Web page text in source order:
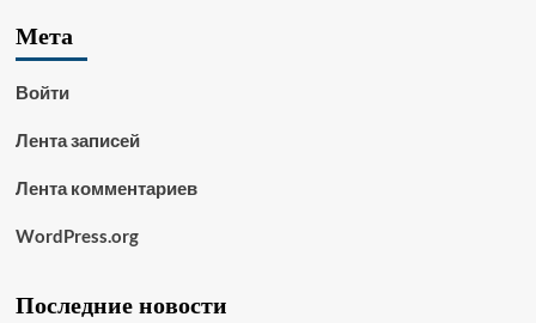
Мета
Войти
Лента записей
Лента комментариев
WordPress.org
Последние новости